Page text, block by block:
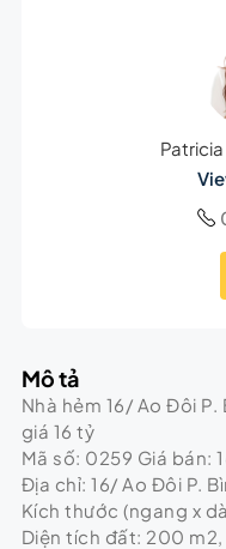
Mô tả
Nhà hẻm 16/ Ao Đôi
giá 16 tỷ
Mã số: 0259 Giá bán:
Địa chỉ: 16/ Ao Đôi P.
Kích thước (ngang x
Diện tích đất: 200